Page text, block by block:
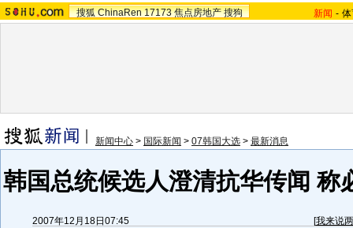
搜狐 ChinaRen 17173 焦点房地产 搜狗 新闻 -
新闻中心 > 国际新闻 > 07韩国大选 > 最新消息
韩国总统候选人澄清抗华传闻 称
2007年12月18日07:45 [我来说